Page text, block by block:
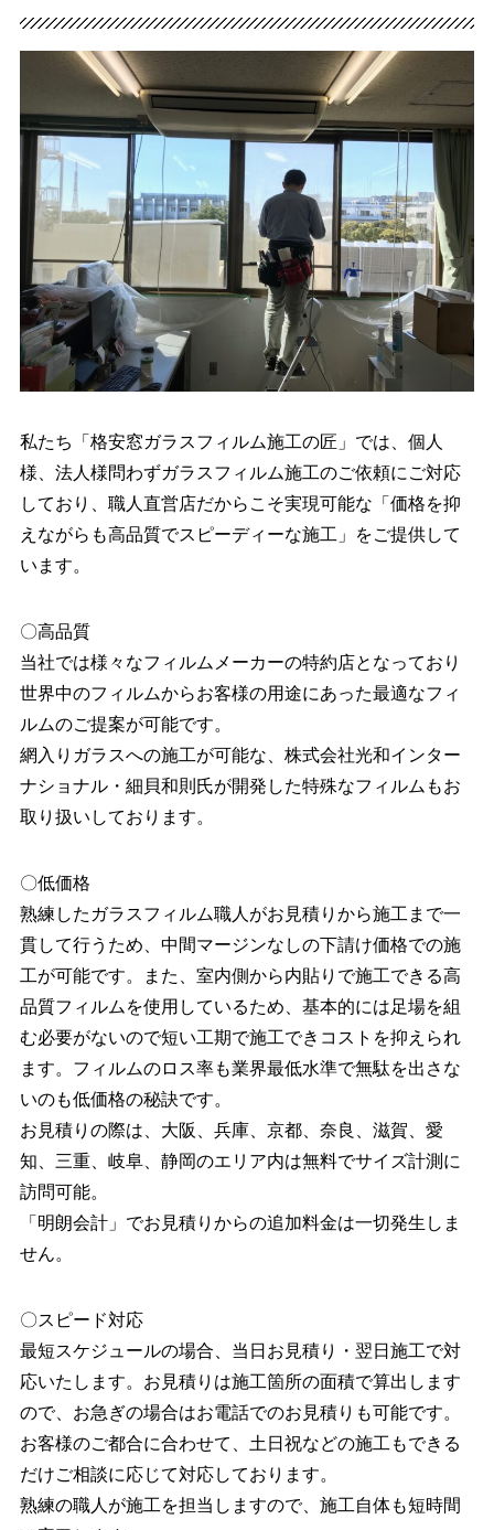
私たち「格安窓ガラスフィルム施工の匠」では、個人
様、法人様問わずガラスフィルム施工のご依頼にご対応
しており、職人直営店だからこそ実現可能な「価格を抑
えながらも高品質でスピーディーな施工」をご提供して
います。
〇高品質
当社では様々なフィルムメーカーの特約店となっており
世界中のフィルムからお客様の用途にあった最適なフィ
ルムのご提案が可能です。
網入りガラスへの施工が可能な、株式会社光和インター
ナショナル・細貝和則氏が開発した特殊なフィルムもお
取り扱いしております。
〇低価格
熟練したガラスフィルム職人がお⾒積りから施工まで一
貫して行うため、中間マージンなしの下請け価格での施
工が可能です。また、室内側から内貼りで施工できる高
品質フィルムを使用しているため、基本的には足場を組
む必要がないので短い工期で施工できコストを抑えられ
ます。フィルムのロス率も業界最低⽔準で無駄を出さな
いのも低価格の秘訣です。
お見積りの際は、大阪、兵庫、京都、奈良、滋賀、愛
知、三重、岐阜、静岡のエリア内は無料でサイズ計測に
訪問可能。
「明朗会計」でお見積りからの追加料金は一切発生しま
せん。
〇スピード対応
最短スケジュールの場合、当日お見積り・翌日施工で対
応いたします。お見積りは施工箇所の面積で算出します
ので、お急ぎの場合はお電話でのお見積りも可能です。
お客様のご都合に合わせて、土日祝などの施工もできる
だけご相談に応じて対応しております。
熟練の職人が施工を担当しますので、施工自体も短時間